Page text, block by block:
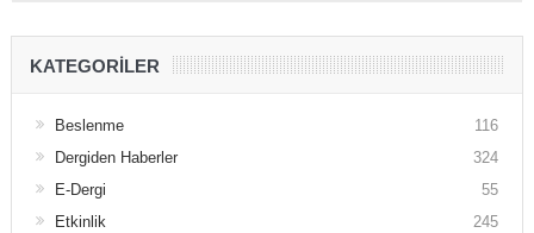
KATEGORILER
Beslenme
116
Dergiden Haberler
324
E-Dergi
55
Etkinlik
245